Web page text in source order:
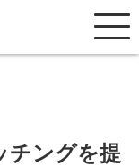
チングを提